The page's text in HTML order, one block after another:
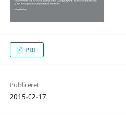
PDF
Publiceret
2015-02-17